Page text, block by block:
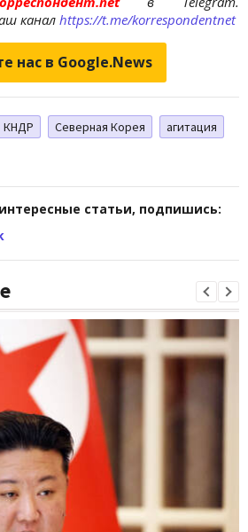
канал https://t.me/korrespondentnet
нас в Google.News
КНДР Северная Корея
агитация
статьи, подпишись: